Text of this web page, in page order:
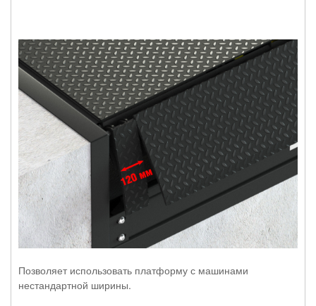
Позволяет использовать платформу с машинами
нестандартной ширины.